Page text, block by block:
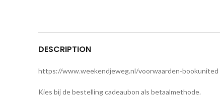
DESCRIPTION
https://www.weekendjeweg.nl/voorwaarden-bookunited
Kies bij de bestelling cadeaubon als betaalmethode.